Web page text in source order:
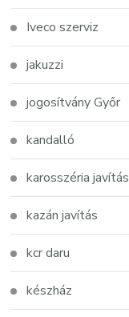
Iveco szerviz
jakuzzi
jogosítvány Győr
kandalló
karosszéria javítás
kazán javítás
kcr daru
készház